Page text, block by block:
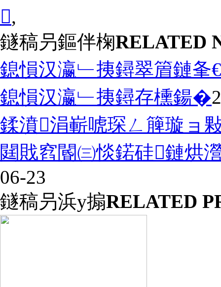
,
鐩稿叧鏂伴椈RELATED
鎴愪汉瀛﹂挗鐞翠篃鏈
鎴愪汉瀛﹂挗鐞存櫄鍚�
鍒濆涓嶄唬琛ㄥ簲璇ョ
閮戝窞閽㈢惔鍩硅鏈烘
06-23
鐩稿叧浜у搧RELATED